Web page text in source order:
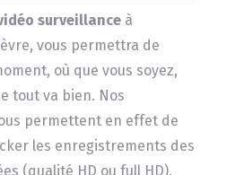
surveillanceà
vous permettra de
où que vous soyez,
tout va bien. Nos
permettent en effet de
les enregistrements des
(qualité HD ou full HD),